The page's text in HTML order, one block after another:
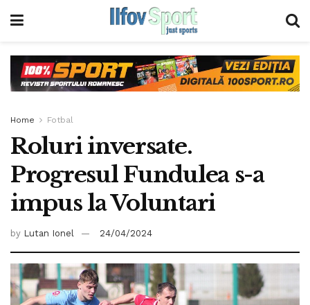
Home Fotbal
Roluri inversate.
Progresul Fundulea s-a
impus la Voluntari
by Lutan Ionel 24/04/2024